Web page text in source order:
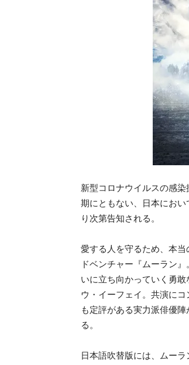
新型コロナウイルスの感
期にともない、日本にお
り次第告知される。
愛する人を守るため、本
ドベンチャー『ムーラン
いに立ち向かっていく勇
ウ・イーフェイ。共演に
も定評がある実力派俳優
る。
日本語吹替版には、ムー